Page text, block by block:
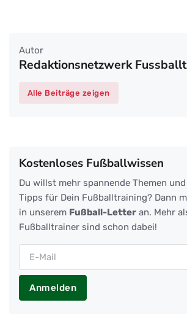
Autor
Redaktionsnetzwerk
Alle Beiträge zeigen
Kostenloses Fußballwissen
Du willst mehr spannende Themen
Tipps für Dein Fußballtraining? Dann
in unserem Fußball-Letter an. Mehr
Fußballtrainer sind schon dabei!
Anmelden